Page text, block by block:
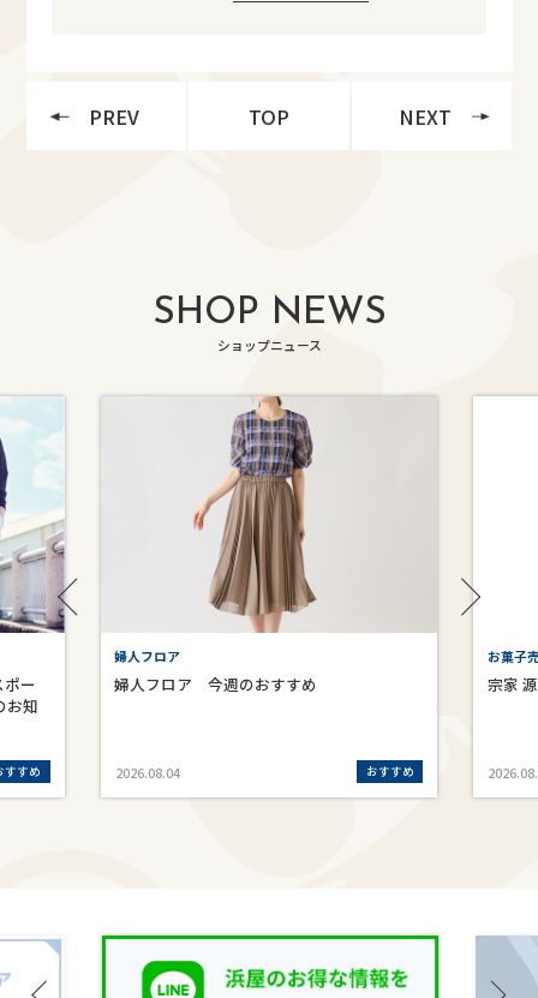
PREV TOP NEXT
SHOP NEWS
ショップニュース
おすすめ
お菓子売場 宗家 源 吉兆庵
宗家 源 吉兆庵
2026.08.04 おすすめ
6
ロ